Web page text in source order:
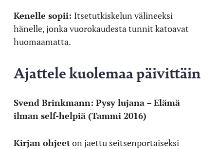
Kenelle sopii: Itsetutkiskelun välineeksi
hänelle, jonka vuorokaudesta tunnit katoavat
huomaamatta.
Ajattele kuolemaa päivittäin
Svend Brinkmann: Pysy lujana – Elämä
ilman self-helpiä (Tammi 2016)
Kirjan ohjeeton jaettu seitsenportaiseksi